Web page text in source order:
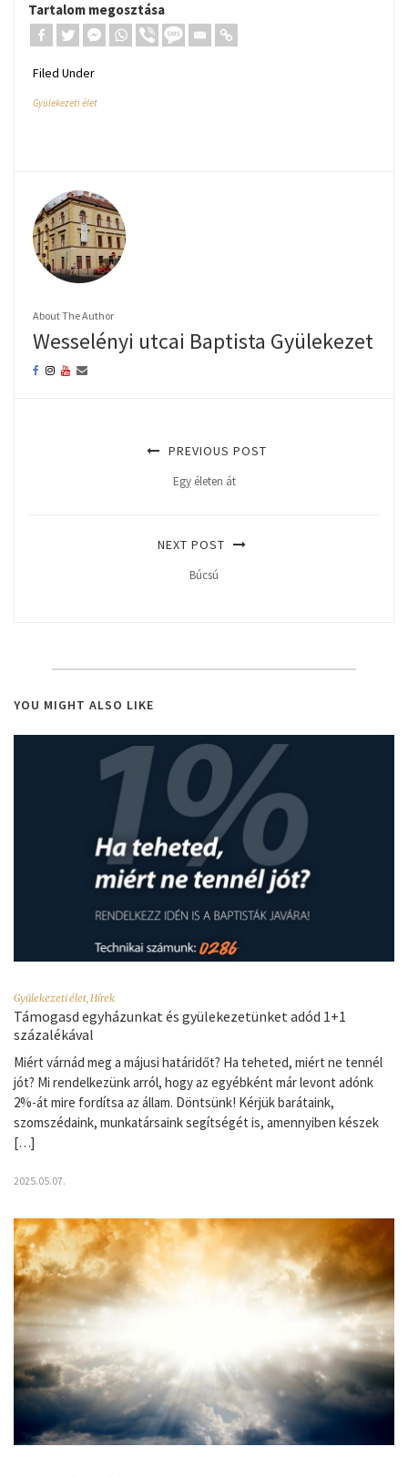
Tartalom megosztása
Filed Under
Gyülekezeti élet
About The Author
Wesselényi utcai Baptista Gyülekezet
PREVIOUS POST
Egy életen át
NEXT POST
Búcsú
YOU MIGHT ALSO LIKE
Gyülekezeti élet,Hírek
Támogasd egyházunkat és gyülekezetünket adód 1+1
százalékával
Miért várnád meg a májusi határidőt? Ha teheted, miért ne tennél
jót? Mi rendelkezünk arról, hogy az egyébként már levont adónk
2%-át mire fordítsa az állam. Döntsünk! Kérjük barátaink,
szomszédaink, munkatársaink segítségét is, amennyiben készek
[…]
2025.05.07.